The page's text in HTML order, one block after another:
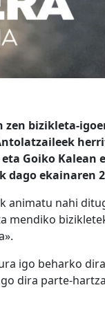
zen bizikleta-
Goiko Kalean
dago ekainaren
animatu nahi
mendiko
igo beharko
dira parte-